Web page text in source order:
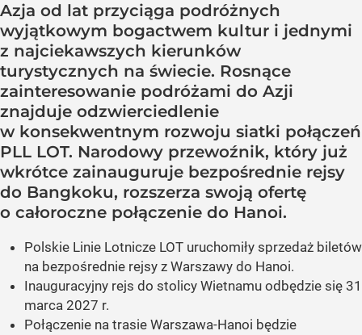
Azja od lat przyciąga podróżnych
wyjątkowym bogactwem kultur i jednymi
z najciekawszych kierunków
turystycznych na świecie. Rosnące
zainteresowanie podróżami do Azji
znajduje odzwierciedlenie
w konsekwentnym rozwoju siatki połączeń
PLL LOT. Narodowy przewoźnik, który już
wkrótce zainauguruje bezpośrednie rejsy
do Bangkoku, rozszerza swoją ofertę
o całoroczne połączenie do Hanoi.
Polskie Linie Lotnicze LOT uruchomiły sprzedaż biletów
na bezpośrednie rejsy z Warszawy do Hanoi.
Inauguracyjny rejs do stolicy Wietnamu odbędzie się 31
marca 2027 r.
Połączenie na trasie Warszawa-Hanoi będzie